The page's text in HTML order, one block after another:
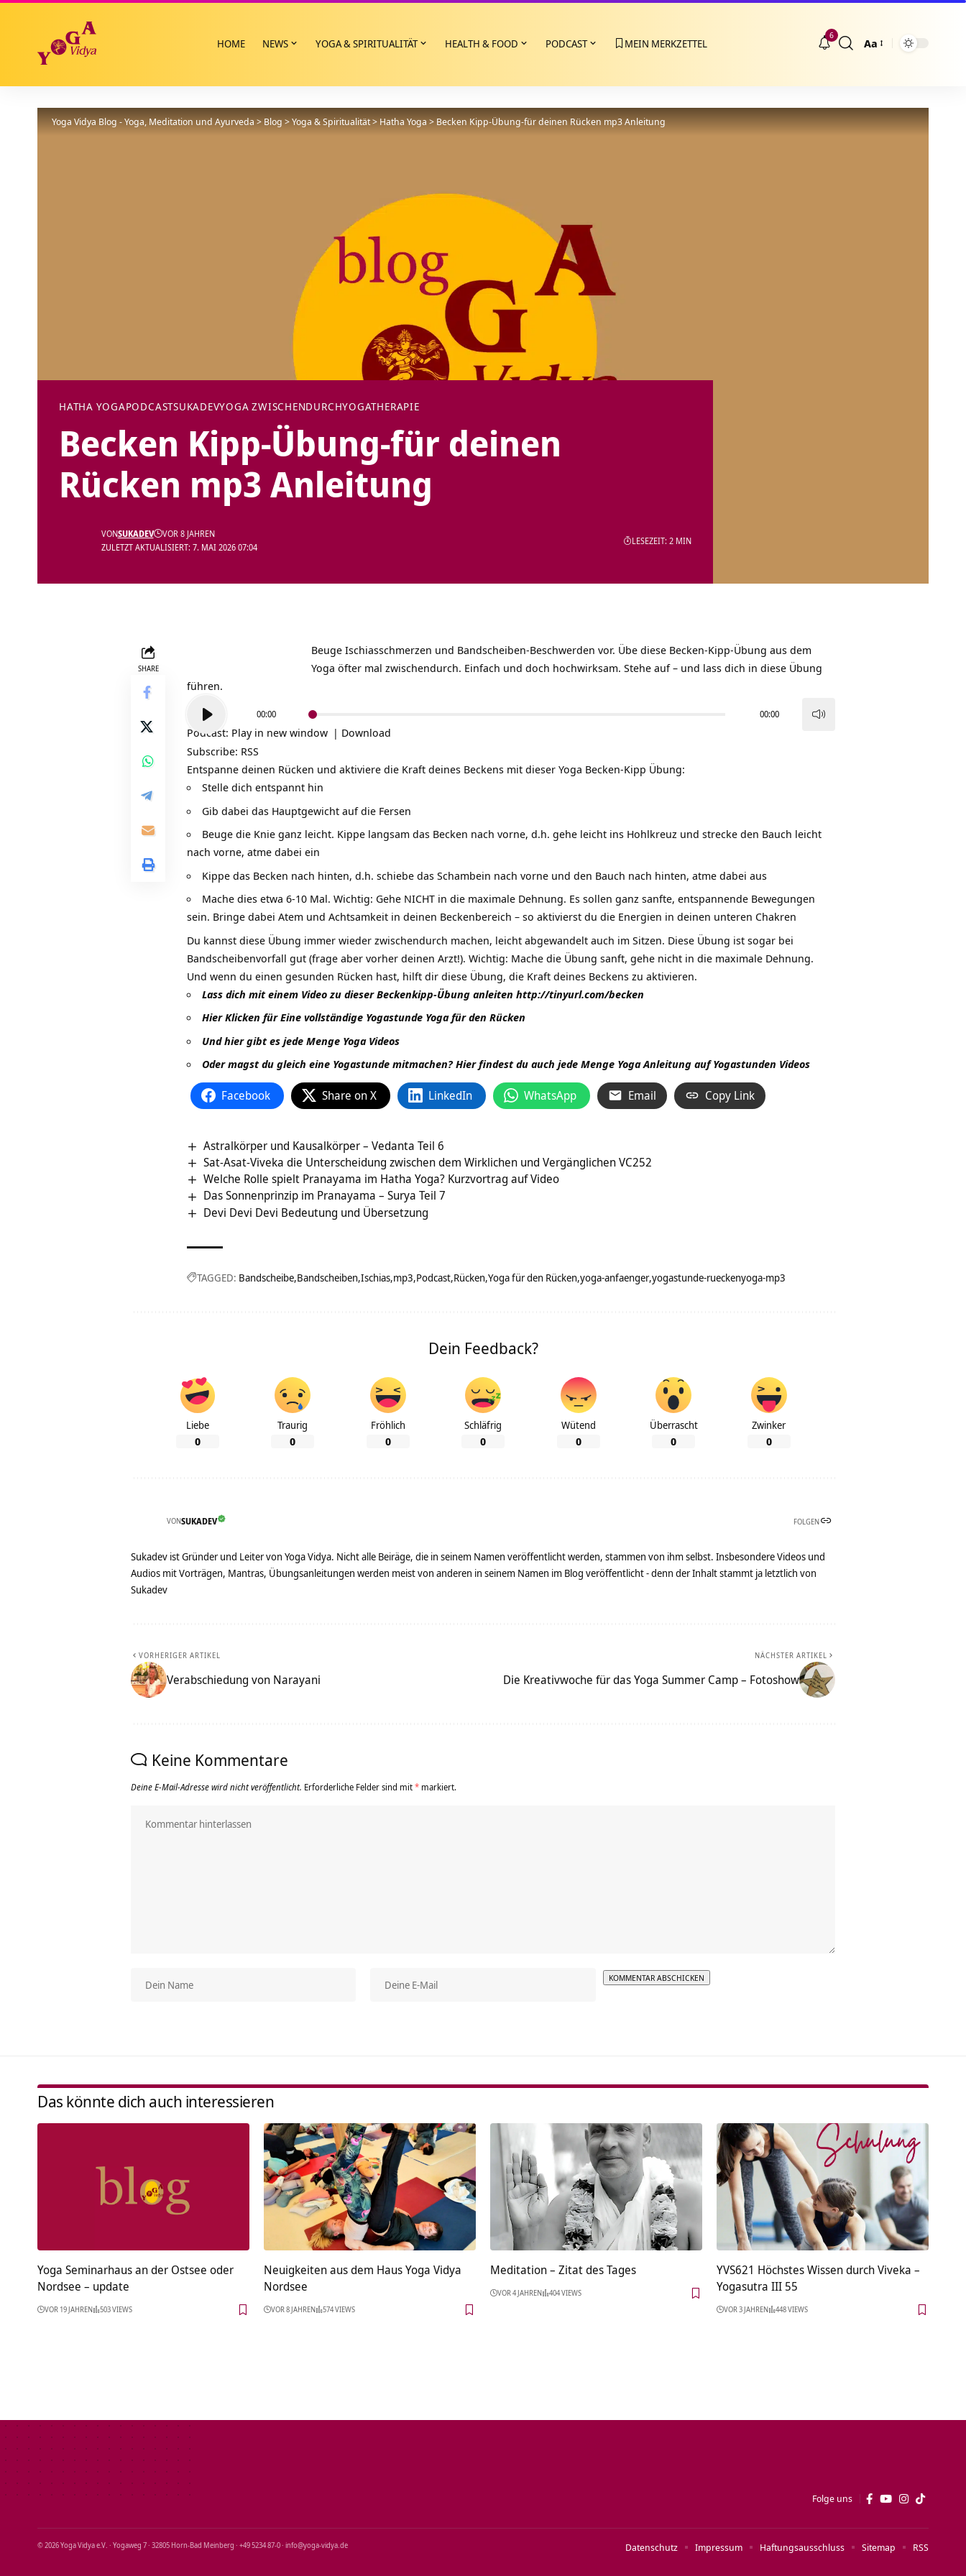
HOME NEWS YOGA & SPIRITUALITÄT HEALTH & FOOD PODCAST MEIN MERKZETTEL
6
Größenänderung
Aa
Yoga Vidya Blog - Yoga, Meditation und Ayurveda>Blog>Yoga & Spiritualität>Hatha Yoga>Becken Kipp-Übung-für deinen Rücken mp3 Anleitung
HATHA YOGAPODCASTSUKADEVYOGA ZWISCHENDURCHYOGATHERAPIE
Becken Kipp-Übung-für deinen
Rücken mp3 Anleitung
ZULETZT AKTUALISIERT: 7. MAI 2026 07:04
VONSUKADEV VOR 8 JAHREN
LESEZEIT: 2 MIN
SHARE
Beuge Ischiasschmerzen und Bandscheiben-Beschwerden vor. Übe diese Becken-Kipp-Übung aus dem
Yoga öfter mal zwischendurch. Einfach und doch hochwirksam. Stehe auf – und lass dich in diese Übung
führen.
Player
00:00 00:00
Podcast: Play in new window | Download
Subscribe: RSS
Entspanne deinen Rücken und aktiviere die Kraft deines Beckens mit dieser Yoga Becken-Kipp Übung:
Stelle dich entspannt hin
Gib dabei das Hauptgewicht auf die Fersen
Beuge die Knie ganz leicht. Kippe langsam das Becken nach vorne, d.h. gehe leicht ins Hohlkreuz und strecke den Bauch leicht
nach vorne, atme dabei ein
Kippe das Becken nach hinten, d.h. schiebe das Schambein nach vorne und den Bauch nach hinten, atme dabei aus
Mache dies etwa 6-10 Mal. Wichtig: Gehe NICHT in die maximale Dehnung. Es sollen ganz sanfte, entspannende Bewegungen
sein. Bringe dabei Atem und Achtsamkeit in deinen Beckenbereich – so aktivierst du die Energien in deinen unteren Chakren
Du kannst diese Übung immer wieder zwischendurch machen, leicht abgewandelt auch im Sitzen. Diese Übung ist sogar bei
Bandscheibenvorfall gut (frage aber vorher deinen Arzt!). Wichtig: Mache die Übung sanft, gehe nicht in die maximale Dehnung.
Und wenn du einen gesunden Rücken hast, hilft dir diese Übung, die Kraft deines Beckens zu aktivieren.
Lass dich mit einem Video zu dieser Beckenkipp-Übung anleiten http://tinyurl.com/becken
Hier Klicken für Eine vollständige Yogastunde Yoga für den Rücken
Und hier gibt es jede Menge Yoga Videos
Oder magst du gleich eine Yogastunde mitmachen? Hier findest du auch jede Menge Yoga Anleitung aufYogastunden Videos
Facebook Share on X LinkedIn WhatsApp Email Copy Link
Astralkörper und Kausalkörper – Vedanta Teil 6
Sat-Asat-Viveka die Unterscheidung zwischen dem Wirklichen und Vergänglichen VC252
Welche Rolle spielt Pranayama im Hatha Yoga? Kurzvortrag auf Video
Das Sonnenprinzip im Pranayama – Surya Teil 7
Devi Devi Devi Bedeutung und Übersetzung
TAGGED: Bandscheibe Bandscheiben Ischias mp3 Podcast Rücken Yoga für den Rücken yoga-anfaenger yogastunde-rueckenyoga-mp3
Dein Feedback?
Liebe
0
Traurig
0
Fröhlich
0
Schläfrig
0
Wütend
0
Überrascht
0
Zwinker
0
VONSUKADEV FOLGEN
Sukadev ist Gründer und Leiter von Yoga Vidya. Nicht alle Beiräge, die in seinem Namen veröffentlicht werden, stammen von ihm selbst. Insbesondere Videos und
Audios mit Vorträgen, Mantras, Übungsanleitungen werden meist von anderen in seinem Namen im Blog veröffentlicht - denn der Inhalt stammt ja letztlich von
Sukadev
VORHERIGER ARTIKEL
Verabschiedung von Narayani
NÄCHSTER ARTIKEL
Die Kreativwoche für das Yoga Summer Camp – Fotoshow
Keine Kommentare
Deine E-Mail-Adresse wird nicht veröffentlicht. Erforderliche Felder sind mit* markiert.
Das könnte dich auch interessieren
Yoga Seminarhaus an der Ostsee oder
Nordsee – update
VOR 19 JAHREN 503 VIEWS
Neuigkeiten aus dem Haus Yoga Vidya
Nordsee
VOR 8 JAHREN 574 VIEWS
Meditation – Zitat des Tages
VOR 4 JAHREN 404 VIEWS
YVS621 Höchstes Wissen durch Viveka –
Yogasutra III 55
VOR 3 JAHREN 448 VIEWS
Folge uns
© 2026 Yoga Vidya e.V. · Yogaweg 7 · 32805 Horn‑Bad Meinberg · +49 5234 87‑0 · info@yoga‑vidya.de Datenschutz Impressum Haftungsausschluss Sitemap RSS